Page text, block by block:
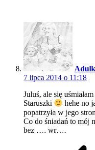
7 lipca 2014 o 11:18
Juluś, ale się
Staruszki
hehe no
popatrzyła w jego
Co do śniadań to mój
bez …. wr….